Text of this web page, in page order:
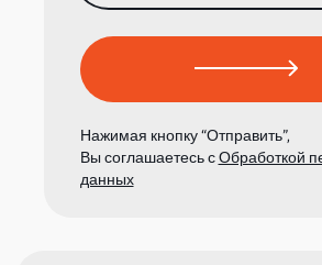
Нажимая кнопку “Отправить”,
Вы соглашаетесь сОбработкой
данных